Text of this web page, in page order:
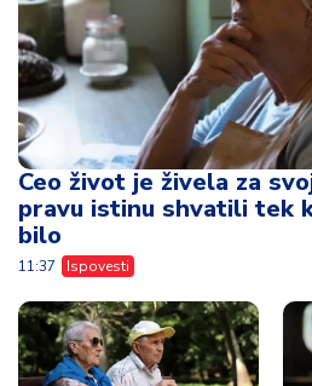
Ceo život je živela za
pravu istinu shvatili tek
bilo
11:37 Ispovesti